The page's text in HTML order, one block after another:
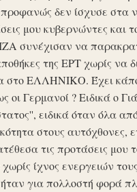
δεν ίσχυσε στα
μου κυβερνώντες και
συνέχισαν να
της ΕΡΤ χωρίς να
στο ΕΛΛΗΝΙΚΟ. Έχει
Γερμανοί ? Ειδικά ο
ειδικά όταν όλα
στους αυτόχθονες,
τις προτάσεις μου
ίχνος ενεργειών
για πολλοστή φορά